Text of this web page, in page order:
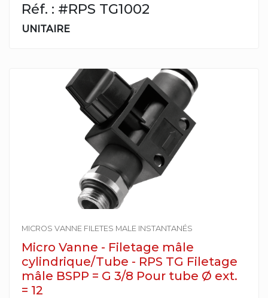
Réf. : #RPS TG1002
UNITAIRE
MICROS VANNE FILETES MALE INSTANTANÉS
Micro Vanne - Filetage mâle
cylindrique/Tube - RPS TG Filetage
mâle BSPP = G 3/8 Pour tube Ø ext.
= 12